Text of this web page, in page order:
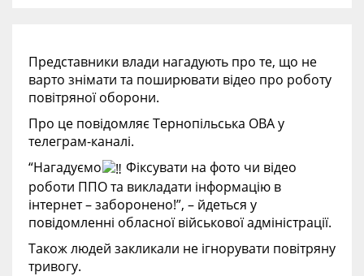
Представники влади нагадують про те, що не
варто знімати та поширювати відео про роботу
повітряної оборони.
Про це повідомляє Тернопільська ОВА у
телеграм-каналі.
“Нагадуємо
Фіксувати на фото чи відео
роботи ППО та викладати інформацію в
інтернет – заборонено!”, – йдеться у
повідомленні обласної військової адміністрації.
Також людей закликали не ігнорувати повітряну
тривогу.